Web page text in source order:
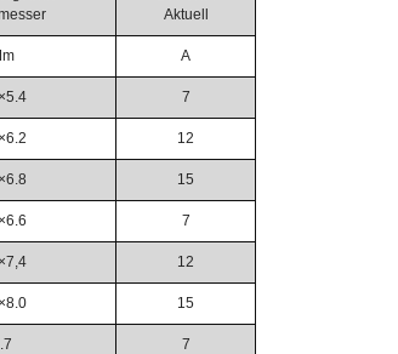
Aktuell
A
7
12
15
7
12
15
7